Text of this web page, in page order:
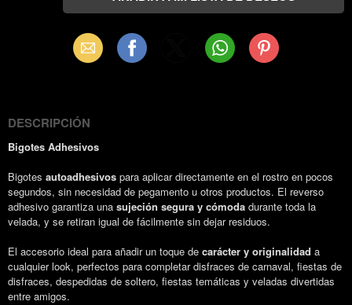
Email Facebook WhatsAppPinterest
DESCRIPCIÓN
Bigotes Adhesivos
Bigotes autoadhesivos para aplicar directamente en el rostro en pocos
segundos, sin necesidad de pegamento u otros productos. El reverso
adhesivo garantiza una sujeción segura y cómoda durante toda la
velada, y se retiran igual de fácilmente sin dejar residuos.
El accesorio ideal para añadir un toque de carácter y originalidad a
cualquier look, perfectos para completar disfraces de carnaval, fiestas de
disfraces, despedidas de soltero, fiestas temáticas y veladas divertidas
entre amigos.